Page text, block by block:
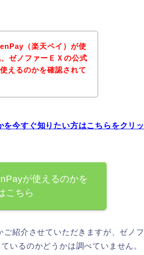
（楽天ペイ）が使
ゼノファーＥＸの公式
えるのかを確認されて
今すぐ知りたい方はこちらをクリッ
が使えるのかを
こちら
紹介させていただきますが、ゼノフ
いるのかどうかは調べていません。